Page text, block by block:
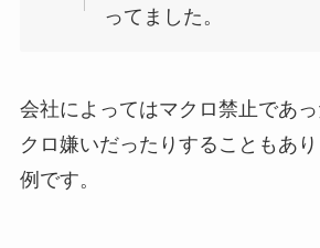
ってました。
会社によってはマクロ禁止であ
クロ嫌いだったりすることもあ
例です。